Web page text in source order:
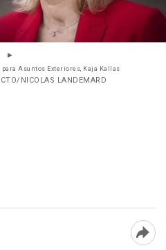
Asuntos Exteriores, Kaja Kallas
NICOLAS LANDEMARD